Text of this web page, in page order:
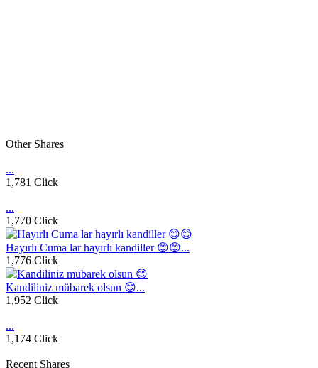
Other Shares
...
1,781 Click
...
1,770 Click
Hayırlı Cuma lar hayırlı kandiller 😊😊...
1,776 Click
Kandiliniz mübarek olsun 😊...
1,952 Click
...
1,174 Click
Recent Shares